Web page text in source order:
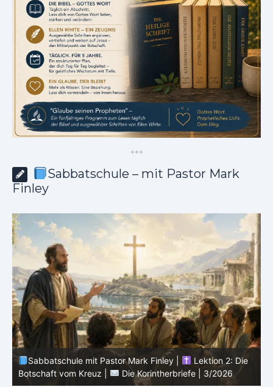
***
Sabbatschule – mit Pastor Mark
Finley
Sabbatschule mit Pastor Mark Finley |
Lektion 1: Der
Dienst von Paulus in Korinth |
Die Korintherbriefe |
3/2026